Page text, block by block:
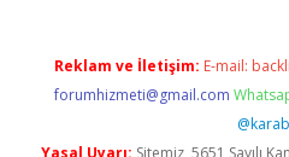
Reklam ve İletişim: E-mail:
forumhizmeti@gmail.com
Yasal Uyarı: Sitemiz, 5651 Sayılı